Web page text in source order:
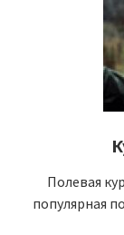
Полевая
популярная